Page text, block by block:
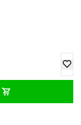
Zur